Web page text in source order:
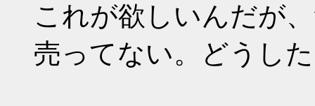
これが欲しいんだが
売ってない。どうし